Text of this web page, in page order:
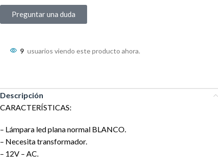
Preguntar una duda
9 usuarios viendo este producto ahora.
Descripción
CARACTERÍSTICAS:
– Lámpara led plana normal BLANCO.
– Necesita transformador.
– 12V – AC.